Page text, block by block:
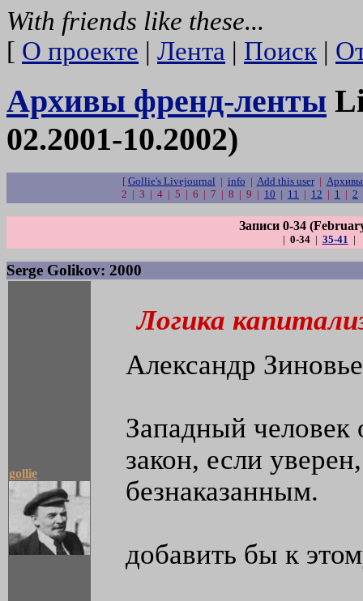
With friends like these...
[ О проекте | Лента | Поиск |
Архивы френд-ленты
02.2001-10.2002)
[ Gollie's Livejournal | info | Add this user|
2 | 3 | 4 | 5 | 6 | 7 | 8 | 9 | 10 | 11 | 12 | 1 | 2
Записи 0-34
| 0-34| 35-41 |
Serge Golikov: 2000
gollie
Логика
Александр
Западный человек
закон, если
безнаказанным.
добавить бы к